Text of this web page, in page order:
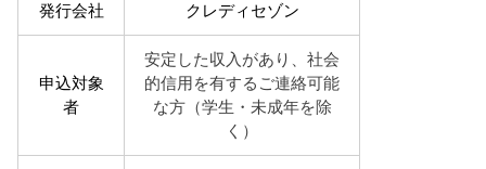
発行会社 クレディセゾン
申込対象
者
安定した収入があり、社会
的信用を有するご連絡可能
な方（学生・未成年を除
く）